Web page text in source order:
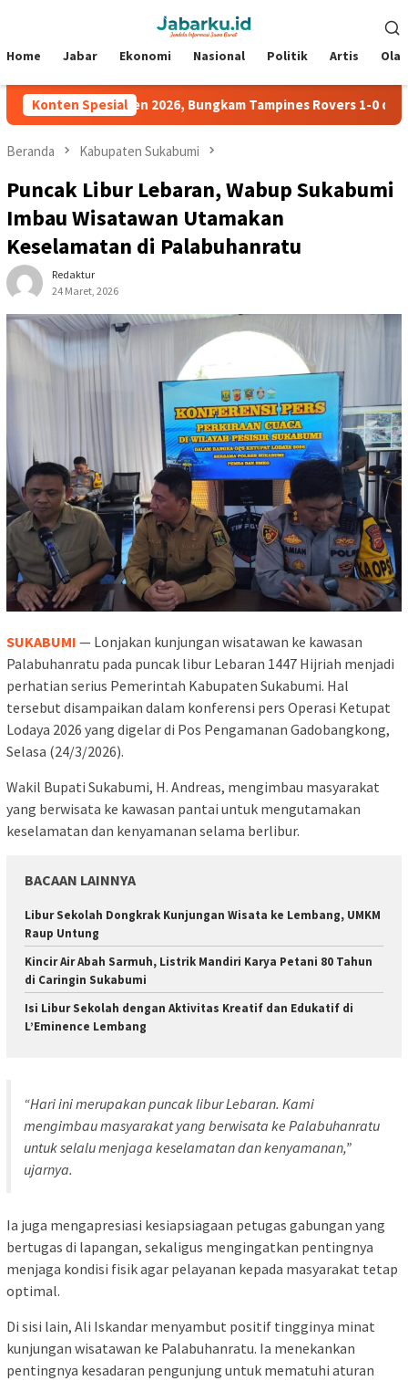
Mobile
Home Jabar Ekonomi Nasional Politik Artis
Konten Spesial
Piala Presiden 2026, Bungkam Tampines Rovers 1-0 dan Lolos
Beranda Kabupaten Sukabumi
Puncak Libur Lebaran, Wabup Sukabumi
Imbau Wisatawan Utamakan
Keselamatan di Palabuhanratu
Redaktur
24 Maret, 2026
SUKABUMI — Lonjakan kunjungan wisatawan ke kawasan
Palabuhanratu pada puncak libur Lebaran 1447 Hijriah menjadi
perhatian serius Pemerintah Kabupaten Sukabumi. Hal
tersebut disampaikan dalam konferensi pers Operasi Ketupat
Lodaya 2026 yang digelar di Pos Pengamanan Gadobangkong,
Selasa (24/3/2026).
Wakil Bupati Sukabumi, H. Andreas, mengimbau masyarakat
yang berwisata ke kawasan pantai untuk mengutamakan
keselamatan dan kenyamanan selama berlibur.
BACAAN LAINNYA
Libur Sekolah Dongkrak Kunjungan Wisata ke Lembang, UMKM
Raup Untung
Kincir Air Abah Sarmuh, Listrik Mandiri Karya Petani 80 Tahun
di Caringin Sukabumi
Isi Libur Sekolah dengan Aktivitas Kreatif dan Edukatif di
L’Eminence Lembang
“Hari ini merupakan puncak libur Lebaran. Kami
mengimbau masyarakat yang berwisata ke Palabuhanratu
untuk selalu menjaga keselamatan dan kenyamanan,”
ujarnya.
Ia juga mengapresiasi kesiapsiagaan petugas gabungan yang
bertugas di lapangan, sekaligus mengingatkan pentingnya
menjaga kondisi fisik agar pelayanan kepada masyarakat tetap
optimal.
Di sisi lain, Ali Iskandar menyambut positif tingginya minat
kunjungan wisatawan ke Palabuhanratu. Ia menekankan
pentingnya kesadaran pengunjung untuk mematuhi aturan